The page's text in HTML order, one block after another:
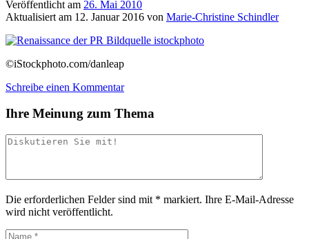
Veröffentlicht am 26. Mai 2010
Aktualisiert am 12. Januar 2016 von Marie-Christine Schindler
©iStockphoto.com/danleap
Schreibe einen Kommentar
Ihre Meinung zum Thema
Die erforderlichen Felder sind mit * markiert. Ihre E-Mail-Adresse
wird nicht veröffentlicht.